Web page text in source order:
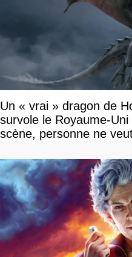
Un « vrai » dragon de
survole le Royaume-
scène, personne ne